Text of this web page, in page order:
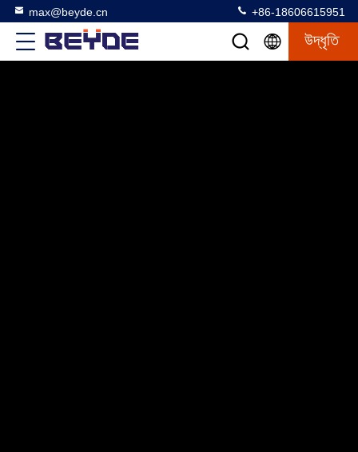
max@beyde.cn +86-18606615951
উদ্ধৃতি